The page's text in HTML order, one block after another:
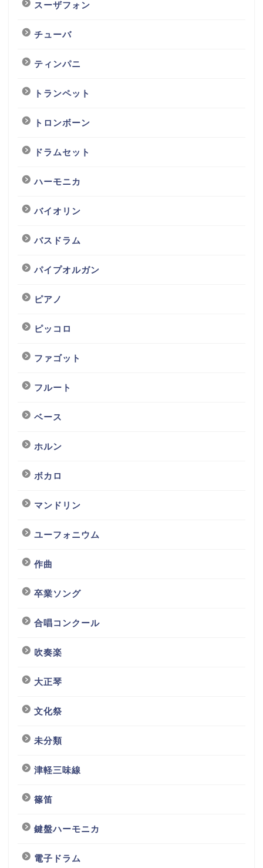
スーザフォン
チューバ
ティンパニ
トランペット
トロンボーン
ドラムセット
ハーモニカ
バイオリン
バスドラム
パイプオルガン
ピアノ
ピッコロ
ファゴット
フルート
ベース
ホルン
ボカロ
マンドリン
ユーフォニウム
作曲
卒業ソング
合唱コンクール
吹奏楽
大正琴
文化祭
未分類
津軽三味線
篠笛
鍵盤ハーモニカ
電子ドラム